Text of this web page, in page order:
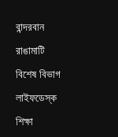
বান্দরবান
রাঙামাটি
বিশেষ বিভাগ
লাইফডেস্ক
শিক্ষা